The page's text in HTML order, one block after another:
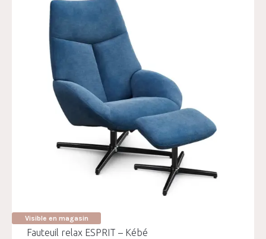
Visible en magasin
Fauteuil relax ESPRIT – Kébé